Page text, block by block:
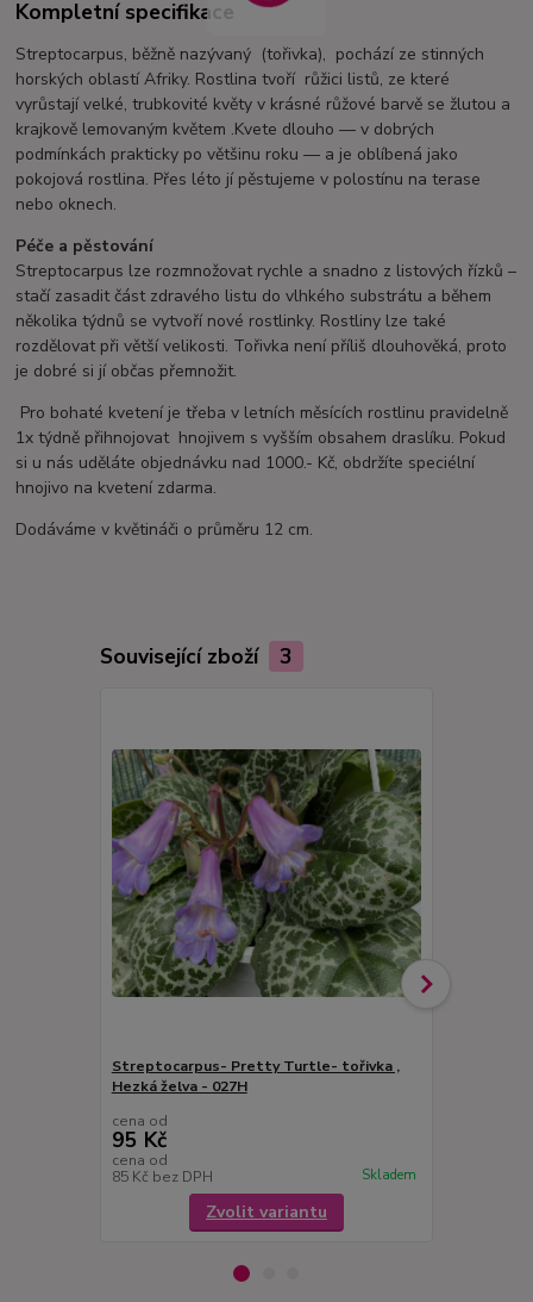
Kompletní specifikace
Streptocarpus, běžně nazývaný (tořivka), pochází ze stinných
horských oblastí Afriky. Rostlina tvoří růžici listů, ze které
vyrůstají velké, trubkovité květy v krásné růžové barvě se žlutou a
krajkově lemovaným květem .Kvete dlouho — v dobrých
podmínkách prakticky po většinu roku — a je oblíbená jako
pokojová rostlina. Přes léto jí pěstujeme v polostínu na terase
nebo oknech.
Péče a pěstování
Streptocarpus lze rozmnožovat rychle a snadno z listových řízků –
stačí zasadit část zdravého listu do vlhkého substrátu a během
několika týdnů se vytvoří nové rostlinky. Rostliny lze také
rozdělovat při větší velikosti. Tořivka není příliš dlouhověká, proto
je dobré si jí občas přemnožit.
Pro bohaté kvetení je třeba v letních měsících rostlinu pravidelně
1x týdně přihnojovat hnojivem s vyšším obsahem draslíku. Pokud
si u nás uděláte objednávku nad 1000.- Kč, obdržíte speciélní
hnojivo na kvetení zdarma.
Dodáváme v květináči o průměru 12 cm.
Související zboží 3
Streptocarpus- Pretty Turtle- tořivka ,
Hezká želva - 027H
cena od
95 Kč
cena od
85 Kč bez DPH Skladem
Zvolit variantu